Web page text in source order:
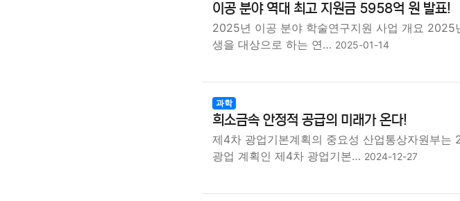
이공 분야 역대 최고 지원금 5958억 원 발표!
2025년 이공 분야 학술연구지원 사업 개요 2025
생을 대상으로 하는 연… 2025-01-14
과학
희소금속 안정적 공급의 미래가 온다!
제4차 광업기본계획의 중요성 산업통상자원부
광업 계획인 제4차 광업기본… 2024-12-27